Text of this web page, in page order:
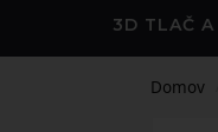
3D TLAČ
Domov